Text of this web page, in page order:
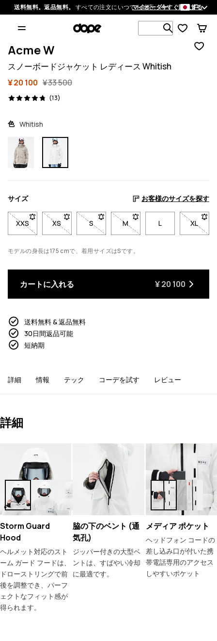
送料無料。返品無料。 すべての注文にいつでも対応。今すぐ購入する
マイオーダー JP
1 000以上
Acme W
スノーボードジャケット レディース Whitish
¥ 20 100 ¥ 33 500
(13)
13 レビュー, 4.8/5
色 Whitish
サイズ お客様のサイズを探す
XXS- サイズXXSは在庫切れです。在庫が戻ったときに通知を受け
XS- サイズXSは在庫切れです。在庫が戻ったときに通
S- サイズSは在庫切れです。在庫が戻っ
M- サイズMは在庫切れです。
L XL- サイ
モデルの身長は175 cmで、着用サイズはSです。
カートに入れる ¥ 20 100
送料無料 & 返品無料
30日間返品可能
短納期
詳細 情報 テック コーデを試す レビュー
詳細
Storm Guard
Hood
ヘルメット対応のスト
ーム ガード フードは、
ドローストリングで前
後を調整でき、パーフ
ェクトなフィット感が
得られます。
脇の下のベント (通
気孔)
ジッパー付きの大型ベ
ントは、すばやい冷却
に最適です。
メディア ポケット
ヘッドフォン コードの
差し込み口が付いた携
帯電話専用のアクセス
しやすいポケット